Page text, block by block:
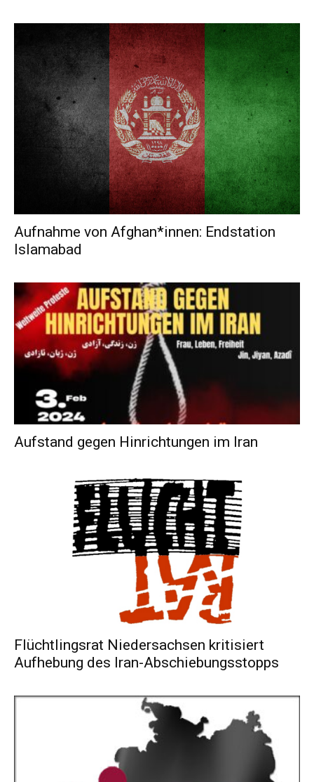
Aufnahme von Af­gha­n*in­nen: Endstation
Islamabad
Aufstand gegen Hinrichtungen im Iran
Flüchtlingsrat Niedersachsen kritisiert
Aufhebung des Iran-Abschiebungsstopps